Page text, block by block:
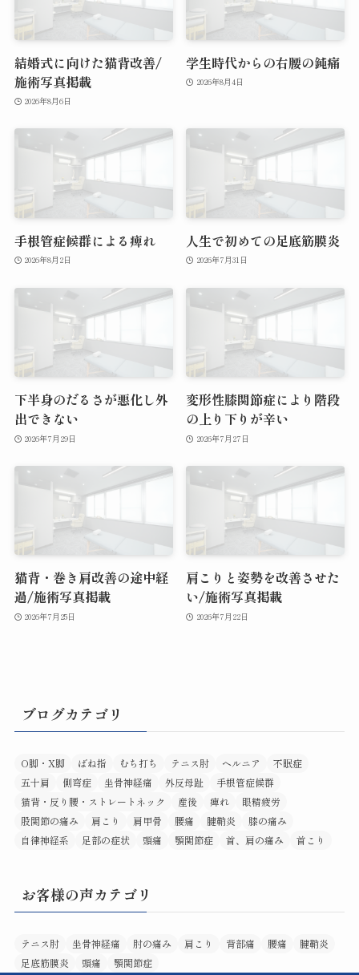
結婚式に向けた猫背改善/
施術写真掲載
2026年8月6日
学生時代からの右腰の鈍痛
2026年8月4日
手根管症候群による痺れ
2026年8月2日
人生で初めての足底筋膜炎
2026年7月31日
下半身のだるさが悪化し外
出できない
2026年7月29日
変形性膝関節症により階段
の上り下りが辛い
2026年7月27日
猫背・巻き肩改善の途中経
過/施術写真掲載
2026年7月25日
肩こりと姿勢を改善させた
い/施術写真掲載
2026年7月22日
ブログカテゴリ
O脚・X脚 ばね指 むち打ち テニス肘 ヘルニア
不眠症
五十肩
側弯症 坐骨神経痛 外反母趾
手根管症候群
猫背・反り腰・ストレートネック
産後 痺れ
眼精疲労
股関節の痛み
肩こり 肩甲骨 腰痛 腱鞘炎
膝の痛み
自律神経系
足部の症状 頭痛 顎関節症 首、肩の痛み 首こり
お客様の声カテゴリ
テニス肘 坐骨神経痛 肘の痛み 肩こり 背部痛 腰痛
腱鞘炎
足底筋膜炎
頭痛 顎関節症